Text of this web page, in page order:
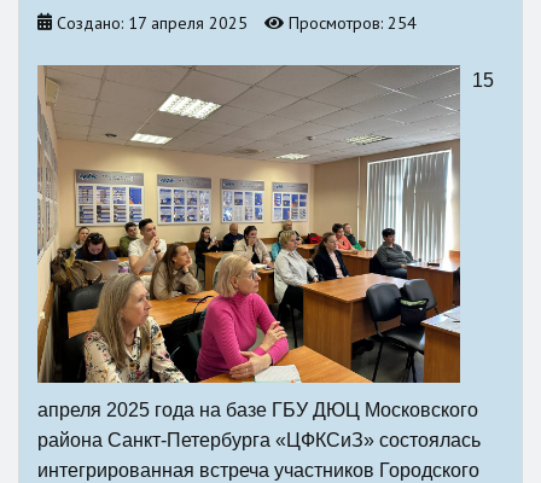
Создано: 17 апреля 2025
Просмотров: 254
15
апреля 2025 года на базе ГБУ ДЮЦ Московского
района Санкт-Петербурга «ЦФКСиЗ» состоялась
интегрированная встреча участников Городского